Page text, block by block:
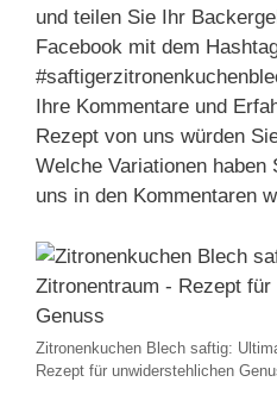
und teilen Sie Ihr
Facebook mit dem
Ihre Kommentare und
Rezept von uns würden
Welche Variationen
uns in den Kommentaren
Zitronenkuchen Blech saftig:
Rezept für unwiderstehlichen